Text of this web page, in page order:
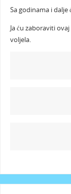
Sa godinama i
Ja ću zaboraviti
voljela.